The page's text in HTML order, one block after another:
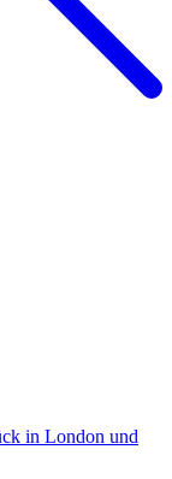
in London und